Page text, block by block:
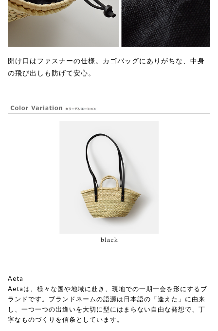
開け口はファスナーの仕様。カゴバッグにありがちな、中身
の飛び出しも防げて安心。
Aeta
Aetaは、様々な国や地域に赴き、現地での一期一会を形にするブ
ランドです。ブランドネームの語源は日本語の「逢えた」に由来
し、一つ一つの出逢いを大切に型にはまらない自由な発想で、丁
寧なものづくりを信条としています。